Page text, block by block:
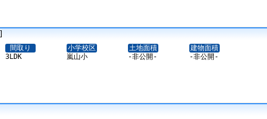
間取り
3LDK
小学校区
嵐山小
土地面積
-非公開-
建物面積
-非公開-